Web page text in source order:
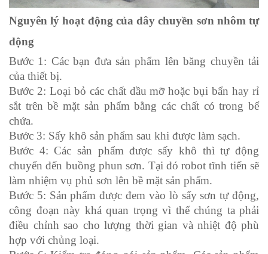
Nguyên lý hoạt động của dây chuyền sơn nhôm tự
động
Bước 1: Các bạn đưa sản phẩm lên băng chuyền tải
của thiết bị.
Bước 2: Loại bỏ các chất dầu mỡ hoặc bụi bẩn hay rỉ
sắt trên bề mặt sản phẩm bằng các chất có trong bể
chứa.
Bước 3: Sấy khô sản phẩm sau khi được làm sạch.
Bước 4: Các sản phẩm được sấy khô thì tự động
chuyển đến buồng phun sơn. Tại đó robot tĩnh tiến sẽ
làm nhiệm vụ phủ sơn lên bề mặt sản phẩm.
Bước 5: Sản phẩm được đem vào lò sấy sơn tự động,
công đoạn này khá quan trọng vì thế chúng ta phải
điều chỉnh sao cho lượng thời gian và nhiệt độ phù
hợp với chủng loại.